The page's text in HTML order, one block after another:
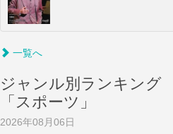
一覧へ
ジャンル別ランキング
「スポーツ」
2026年08月06日